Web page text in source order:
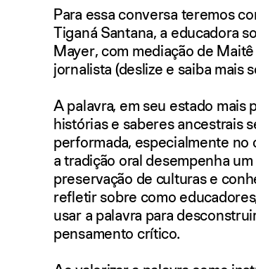
Para essa conversa teremos
Tiganá Santana, a educadora
Mayer, com mediação de
jornalista (deslize e saiba mais
A palavra, em seu estado mais
histórias e saberes ancestrais
performada, especialmente
a tradição oral desempenha
preservação de culturas e
refletir sobre como
usar a palavra para
pensamento crítico.